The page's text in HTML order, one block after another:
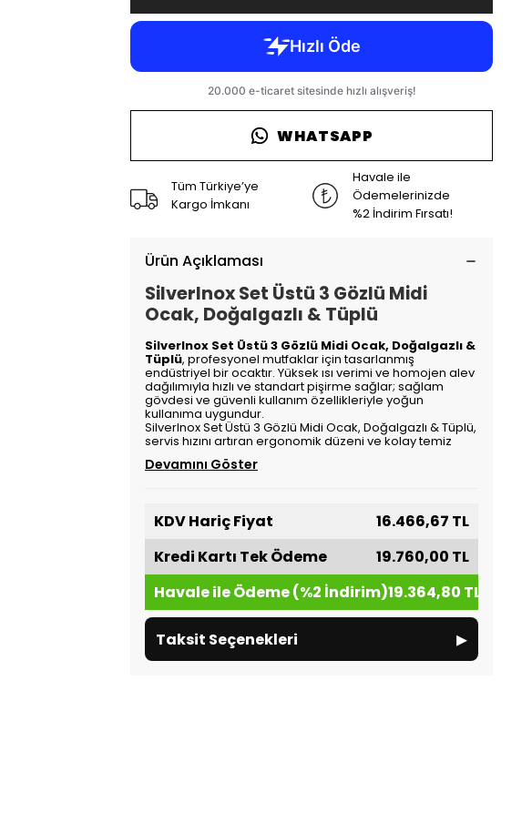
WHATSAPP
Tüm Türkiye’ye
Kargo İmkanı
Havale ile
Ödemelerinizde
%2 İndirim Fırsatı!
Ürün Açıklaması
SilverInox Set Üstü 3 Gözlü Midi
Ocak, Doğalgazlı & Tüplü
SilverInox Set Üstü 3 Gözlü Midi Ocak, Doğalgazlı &
Tüplü, profesyonel mutfaklar için tasarlanmış
endüstriyel bir ocaktır. Yüksek ısı verimi ve homojen alev
dağılımıyla hızlı ve standart pişirme sağlar; sağlam
gövdesi ve güvenli kullanım özellikleriyle yoğun
kullanıma uygundur.
SilverInox Set Üstü 3 Gözlü Midi Ocak, Doğalgazlı & Tüplü,
servis hızını artıran ergonomik düzeni ve kolay temiz
Devamını Göster
KDV Hariç Fiyat
16.466,67 TL
Kredi Kartı Tek Ödeme
19.760,00 TL
Havale ile Ödeme (%2 İndirim)19.364,80 TL
Taksit Seçenekleri ▸